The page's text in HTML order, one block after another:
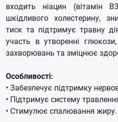
входить ніацин (вітамін
шкідливого холестерину,
тиск та підтримує травну
участь в утворенні
захворювань та зміцнює
Особливості:
• Забезпечує підтримку
• Підтримує систему
• Стимулює спалювання жиру.